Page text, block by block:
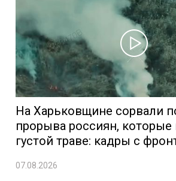
На Харьковщине сорвали
прорыва россиян, которые
густой траве: кадры с
07.08.2026